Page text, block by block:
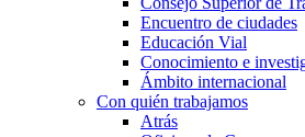
Encuentro de ciudades
Educación Vial
Conocimiento e
Ámbito internacional
Con quién trabajamos
Atrás